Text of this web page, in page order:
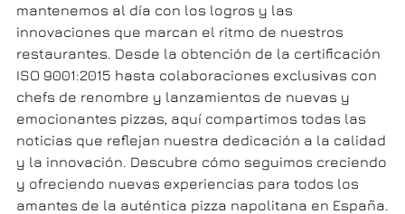
mantenemos al día con los logros y las
innovaciones que marcan el ritmo de nuestros
restaurantes. Desde la obtención de la certificación
ISO 9001:2015 hasta colaboraciones exclusivas con
chefs de renombre y lanzamientos de nuevas y
emocionantes pizzas, aquí compartimos todas las
noticias que reflejan nuestra dedicación a la calidad
y la innovación. Descubre cómo seguimos creciendo
y ofreciendo nuevas experiencias para todos los
amantes de la auténtica pizza napolitana en España.